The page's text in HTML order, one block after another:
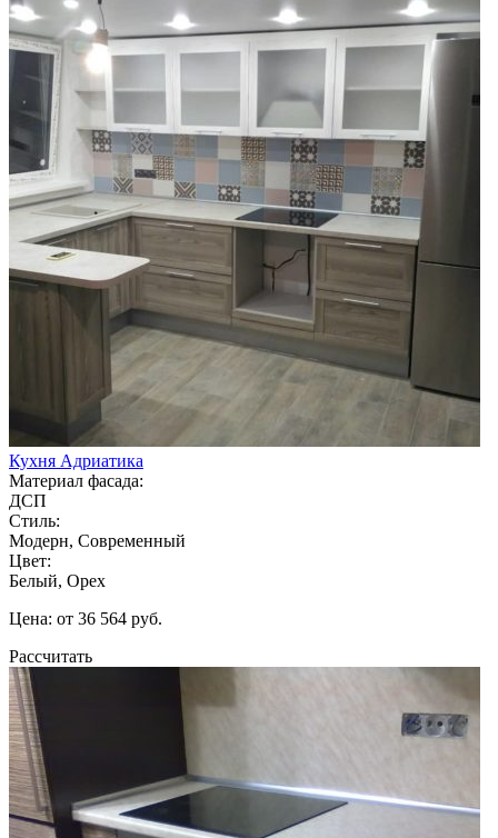
Кухня Адриатика
Материал фасада:
ДСП
Стиль:
Модерн, Современный
Цвет:
Белый, Орех
Цена: от 36 564 руб.
Рассчитать